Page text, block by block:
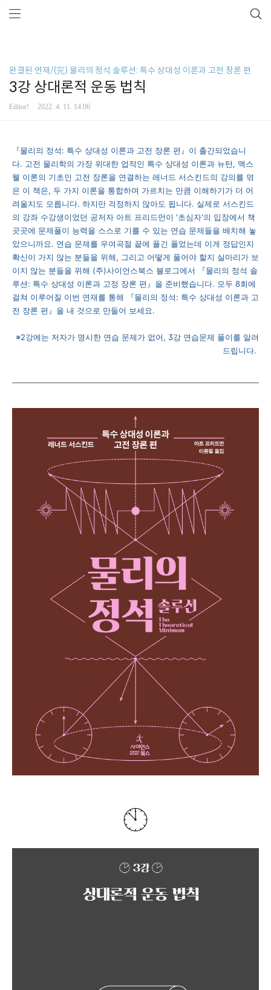
완결된 연재/(完) 물리의 정석 솔루션: 특수 상대성 이론과 고전 장론 편
3강 상대론적 운동 법칙
Editor! 2022. 4. 11. 14:06
『물리의 정석: 특수 상대성 이론과 고전 장론 편』이 출간되었습니
다. 고전 물리학의 가장 위대한 업적인 특수 상대성 이론과 뉴턴, 맥스
웰 이론의 기초인 고전 장론을 연결하는 레너드 서스킨드의 강의를 엮
은 이 책은, 두 가지 이론을 통합하며 가르치는 만큼 이해하기가 더 어
려울지도 모릅니다. 하지만 걱정하지 않아도 됩니다. 실제로 서스킨드
의 강좌 수강생이었던 공저자 아트 프리드먼이 '초심자'의 입장에서 책
곳곳에 문제풀이 능력을 스스로 기를 수 있는 연습 문제들을 배치해 놓
았으니까요. 연습 문제를 우여곡절 끝에 풀긴 풀었는데 이게 정답인지
확신이 가지 않는 분들을 위해, 그리고 어떻게 풀어야 할지 실마리가 보
이지 않는 분들을 위해 (주)사이언스북스 블로그에서 『물리의 정석 솔
루션: 특수 상대성 이론과 고정 장론 편』을 준비했습니다. 모두 8회에
걸쳐 이루어질 이번 연재를 통해 『물리의 정석: 특수 상대성 이론과 고
전 장론 편』을 내 것으로 만들어 보세요.
※2강에는 저자가 명시한 연습 문제가 없어, 3강 연습문제 풀이를 알려
드립니다.